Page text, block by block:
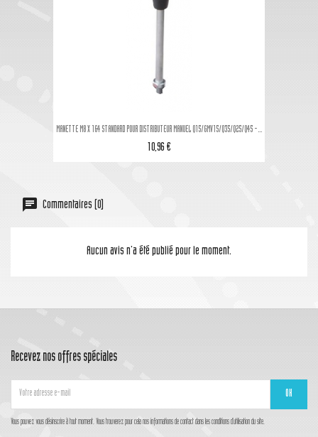
MANETTE M8 X 164 STANDARD POUR DISTRIBUTEUR MANUEL Q15/GMV15/Q35/Q25/Q45 -...
10,96 €
Commentaires (0)
Aucun avis n'a été publié pour le moment.
Recevez nos offres spéciales
Vous pouvez vous désinscrire à tout moment. Vous trouverez pour cela nos informations de contact dans les conditions d'utilisation du site.